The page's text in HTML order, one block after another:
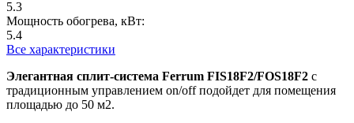
5.3
Мощность обогрева, кВт:
5.4
Все характеристики
Элегантная сплит-система Ferrum FIS18F2/FOS18F2 с
традиционным управлением on/off подойдет для помещения
площадью до 50 м2.